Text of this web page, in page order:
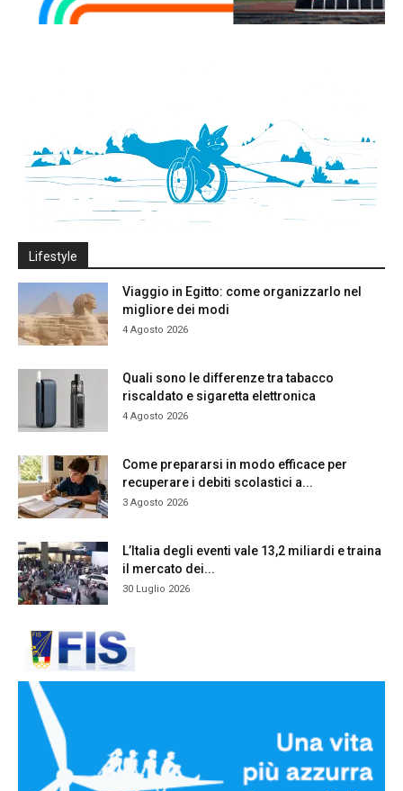
Lifestyle
Viaggio in Egitto: come organizzarlo nel
migliore dei modi
4 Agosto 2026
Quali sono le differenze tra tabacco
riscaldato e sigaretta elettronica
4 Agosto 2026
Come prepararsi in modo efficace per
recuperare i debiti scolastici a...
3 Agosto 2026
L’Italia degli eventi vale 13,2 miliardi e traina
il mercato dei...
30 Luglio 2026